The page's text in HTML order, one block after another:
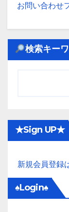
お問い合わせ
検索キー
★Sign UP★
新規会員登録
♠Login♠